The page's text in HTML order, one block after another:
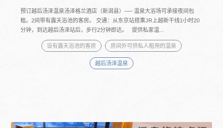
预订越后汤泽温泉汤泽格兰酒店（新潟县）── 温泉大浴场可承接夜间包
租。2间带有露天浴池的客房。 交通：从东京站搭乘JR上越新干线1小时20
分钟，到达越后汤泽站后，步行2分钟即达。 提供私家温...
设有露天浴池的客房 房间外可供私人租用的温泉
越后汤泽温泉